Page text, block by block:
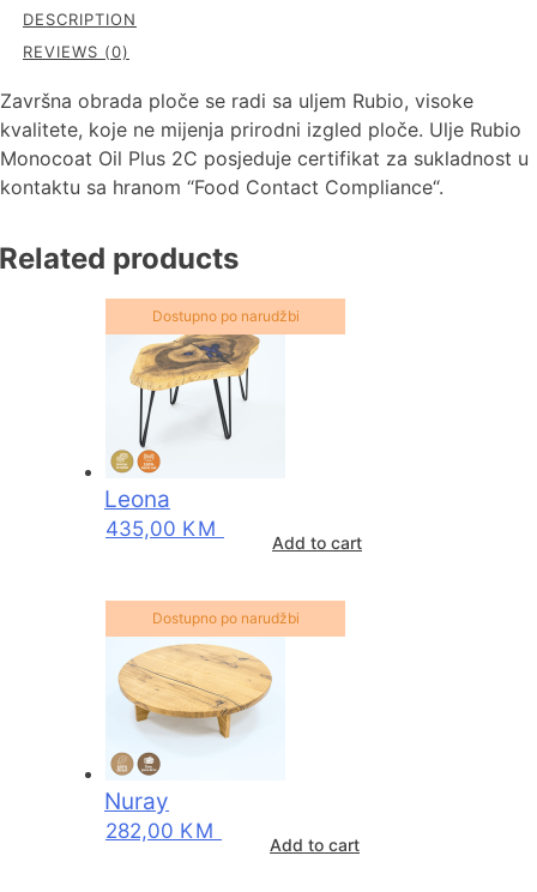
DESCRIPTION
REVIEWS (0)
Završna obrada ploče se radi sa uljem Rubio, visoke
kvalitete, koje ne mijenja prirodni izgled ploče. Ulje Rubio
Monocoat Oil Plus 2C posjeduje certifikat za sukladnost u
kontaktu sa hranom “Food Contact Compliance“.
Related products
Dostupno po narudžbi
Leona
435,00 KM
Add to cart
Dostupno po narudžbi
Nuray
282,00 KM
Add to cart